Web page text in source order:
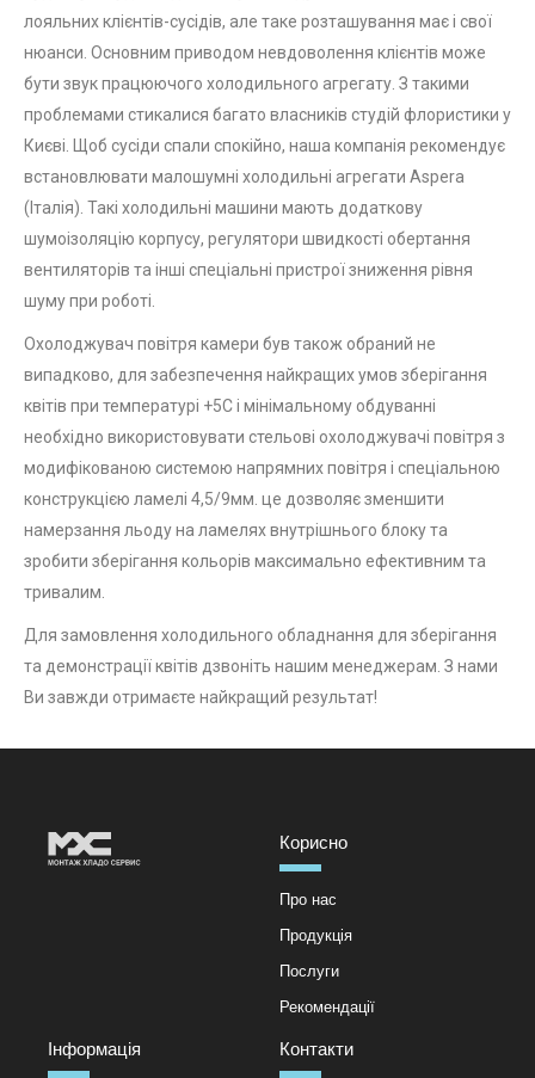
лояльних клієнтів-сусідів, але таке розташування має і свої
нюанси. Основним приводом невдоволення клієнтів може
бути звук працюючого холодильного агрегату. З такими
проблемами стикалися багато власників студій флористики у
Києві. Щоб сусіди спали спокійно, наша компанія рекомендує
встановлювати малошумні холодильні агрегати Aspera
(Італія). Такі холодильні машини мають додаткову
шумоізоляцію корпусу, регулятори швидкості обертання
вентиляторів та інші спеціальні пристрої зниження рівня
шуму при роботі.
Охолоджувач повітря камери був також обраний не
випадково, для забезпечення найкращих умов зберігання
квітів при температурі +5С і мінімальному обдуванні
необхідно використовувати стельові охолоджувачі повітря з
модифікованою системою напрямних повітря і спеціальною
конструкцією ламелі 4,5/9мм. це дозволяє зменшити
намерзання льоду на ламелях внутрішнього блоку та
зробити зберігання кольорів максимально ефективним та
тривалим.
Для замовлення холодильного обладнання для зберігання
та демонстрації квітів дзвоніть нашим менеджерам. З нами
Ви завжди отримаєте найкращий результат!
Корисно
Про нас
Продукція
Послуги
Рекомендації
Інформація Контакти